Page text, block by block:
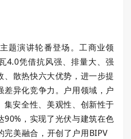
题演讲轮番登场。工商业领
4.0凭借抗风强、排量大、强
、散热快六大优势，进一步提
差异化竞争力。户用领域，户
集安全性、美观性、创新性于
90% ，实现了光伏与建筑在色
完美融合，开创了户用BIPV